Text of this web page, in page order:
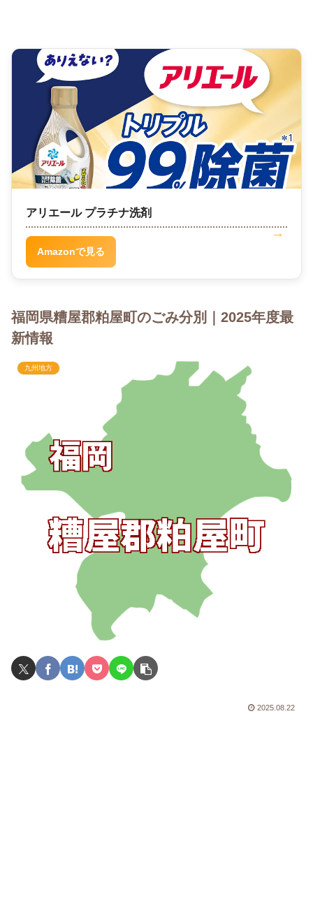
アリエール プラチナ洗剤
Amazonで見る
福岡県糟屋郡粕屋町のごみ分別｜2025年度最
新情報
九州地方
2025.08.22